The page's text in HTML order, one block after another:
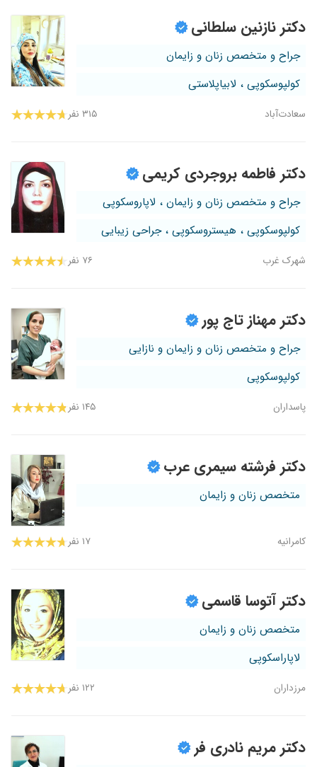
دکتر نازنین سلطانی
جراح و متخصص زنان و زایمان
کولپوسکوپی ، لابیاپلاستی
سعادت‌آباد ۳۱۵ نفر
دکتر فاطمه بروجردی کریمی
جراح و متخصص زنان و زایمان ، لاپاروسکوپی
کولپوسکوپی ، هیستروسکوپی ، جراحی زیبایی
شهرک غرب ۷۶ نفر
دکتر مهناز تاج پور
جراح و متخصص زنان و زایمان و نازایی
کولپوسکوپی
پاسداران ۱۴۵ نفر
دکتر فرشته سیمری عرب
متخصص زنان و زایمان
کامرانیه ۱۷ نفر
دکتر آتوسا قاسمی
متخصص زنان و زایمان
لاپاراسکوپی
مرزداران ۱۲۲ نفر
دکتر مریم نادری فر